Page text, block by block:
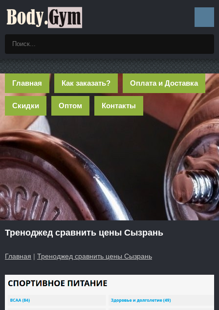
Главная Как заказать? Оплата и Доставка
Скидки Оптом Контакты
Треноджед сравнить цены Сызрань
Главная | Треноджед сравнить цены Сызрань